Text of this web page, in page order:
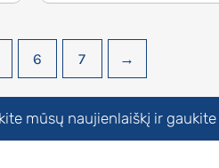
6 7 →
mūsų naujienlaiškį ir